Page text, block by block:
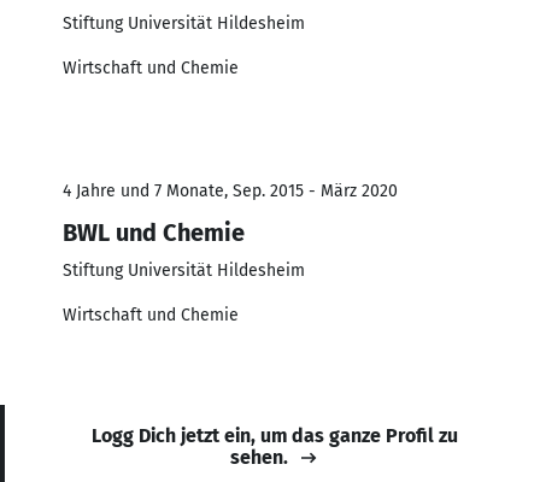
Stiftung Universität Hildesheim
Wirtschaft und Chemie
4 Jahre und 7 Monate, Sep. 2015 - März 2020
BWL und Chemie
Stiftung Universität Hildesheim
Wirtschaft und Chemie
Logg Dich jetzt ein, um das ganze Profil zu
sehen.